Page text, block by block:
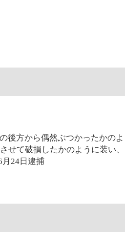
後方から偶然ぶつかったかのよ
せて破損したかのように装い、
24日逮捕